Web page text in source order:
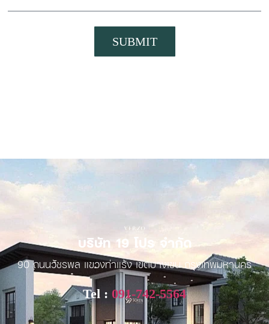
SUBMIT
บริษัท 19 โปร จำกัด
90 ถนนวัชรพล แขวงท่าแร้ง เขตบางเขน กรุงเทพมหานคร
Tel : 091-742-5564